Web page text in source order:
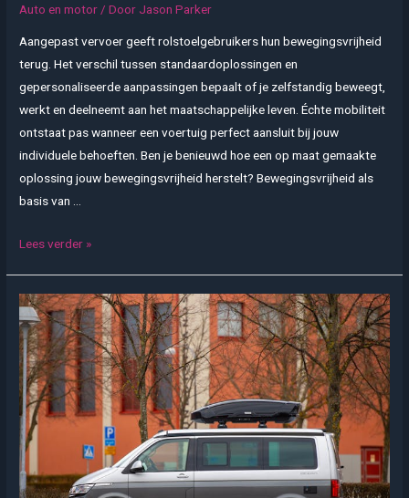
Auto en motor / Door Jason Parker
Aangepast vervoer geeft rolstoelgebruikers hun bewegingsvrijheid
terug. Het verschil tussen standaardoplossingen en
gepersonaliseerde aanpassingen bepaalt of je zelfstandig beweegt,
werkt en deelneemt aan het maatschappelijke leven. Échte mobiliteit
ontstaat pas wanneer een voertuig perfect aansluit bij jouw
individuele behoeften. Ben je benieuwd hoe een op maat gemaakte
oplossing jouw bewegingsvrijheid herstelt? Bewegingsvrijheid als
basis van …
Waarom
aangepast
vervoer
je
mobiliteit
vergroot
Lees verder »